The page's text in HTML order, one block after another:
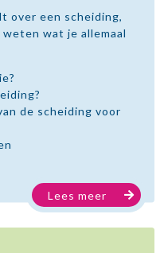
over een scheiding,
wat je allemaal
de scheiding voor
Lees meer